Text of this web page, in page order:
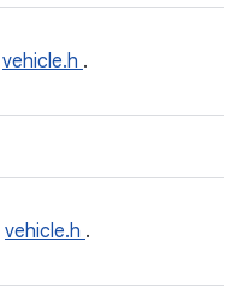
vehicle.h .
vehicle.h .